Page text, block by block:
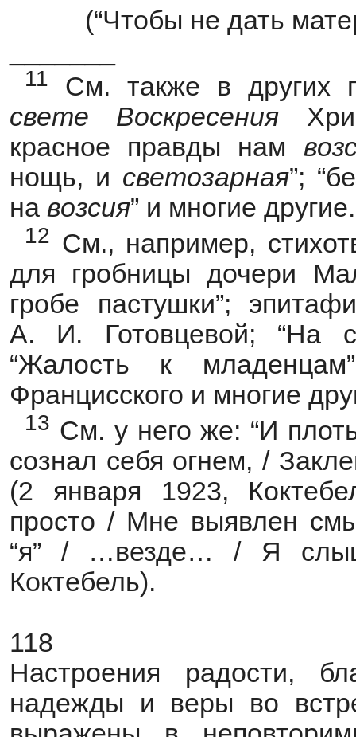
(“Чтобы не дать
11
См. также в других
свете
Воскресения
красное правды нам
нощь, и светозарная”;
на возсия” и многие другие.
12 См., например,
для гробницы дочери
гробе пастушки”;
А. И. Готовцевой; “На
“Жалость к
Францисского и многие
13 См. у него же: “И
сознал себя огнем, /
(2 января 1923,
просто / Мне выявлен
“я” / …везде… / Я
Коктебель).
118
Настроения радости,
надежды и веры во